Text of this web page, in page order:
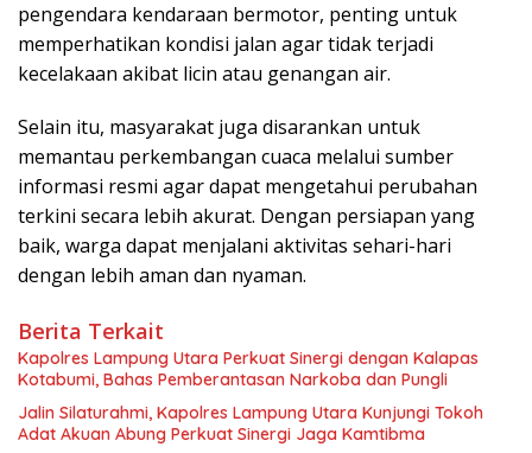
pengendara kendaraan bermotor, penting untuk
memperhatikan kondisi jalan agar tidak terjadi
kecelakaan akibat licin atau genangan air.
Selain itu, masyarakat juga disarankan untuk
memantau perkembangan cuaca melalui sumber
informasi resmi agar dapat mengetahui perubahan
terkini secara lebih akurat. Dengan persiapan yang
baik, warga dapat menjalani aktivitas sehari-hari
dengan lebih aman dan nyaman.
Berita Terkait
Kapolres Lampung Utara Perkuat Sinergi dengan Kalapas
Kotabumi, Bahas Pemberantasan Narkoba dan Pungli
Jalin Silaturahmi, Kapolres Lampung Utara Kunjungi Tokoh
Adat Akuan Abung Perkuat Sinergi Jaga Kamtibma